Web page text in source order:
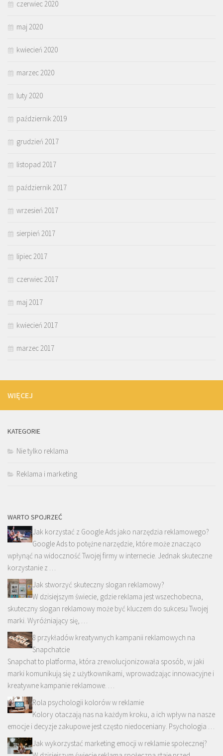
czerwiec 2020
maj 2020
kwiecień 2020
marzec 2020
luty 2020
październik 2019
grudzień 2017
listopad 2017
październik 2017
wrzesień 2017
sierpień 2017
lipiec 2017
czerwiec 2017
maj 2017
kwiecień 2017
marzec 2017
WIĘCEJ
KATEGORIE
Nie tylko reklama
Reklama i marketing
WARTO SPOJRZEĆ
Jak korzystać z Google Ads jako narzędzia reklamowego?
Google Ads to potężne narzędzie, które może znacząco
wpłynąć na widoczność Twojej firmy w internecie. Jednak skuteczne
korzystanie z …
Jak stworzyć skuteczny slogan reklamowy?
W dzisiejszym świecie, gdzie reklama jest wszechobecna,
skuteczny slogan reklamowy może być kluczem do sukcesu Twojej
marki. Wyróżniający się, …
8 przykładów kreatywnych kampanii reklamowych na
Snapchatcie
Snapchat to platforma, która zrewolucjonizowała sposób, w jaki
marki komunikują się z użytkownikami, wprowadzając innowacyjne i
kreatywne kampanie reklamowe. …
Rola psychologii kolorów w reklamie
Kolory otaczają nas na każdym kroku, a ich wpływ na nasze
emocje i decyzje zakupowe jest często niedoceniany. Psychologia …
Jak wykorzystać marketing emocji w reklamie społecznej?